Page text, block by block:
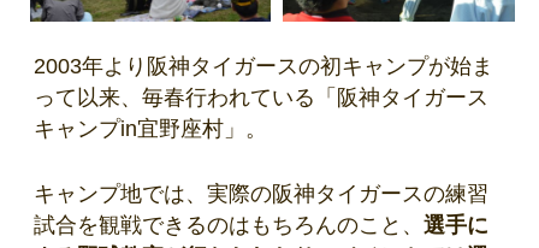
2003年より阪神タイガースの初キャンプが始ま
って以来、毎春行われている「阪神タイガース
キャンプin宜野座村」。
キャンプ地では、実際の阪神タイガースの練習
試合を観戦できるのはもちろんのこと、 選手に